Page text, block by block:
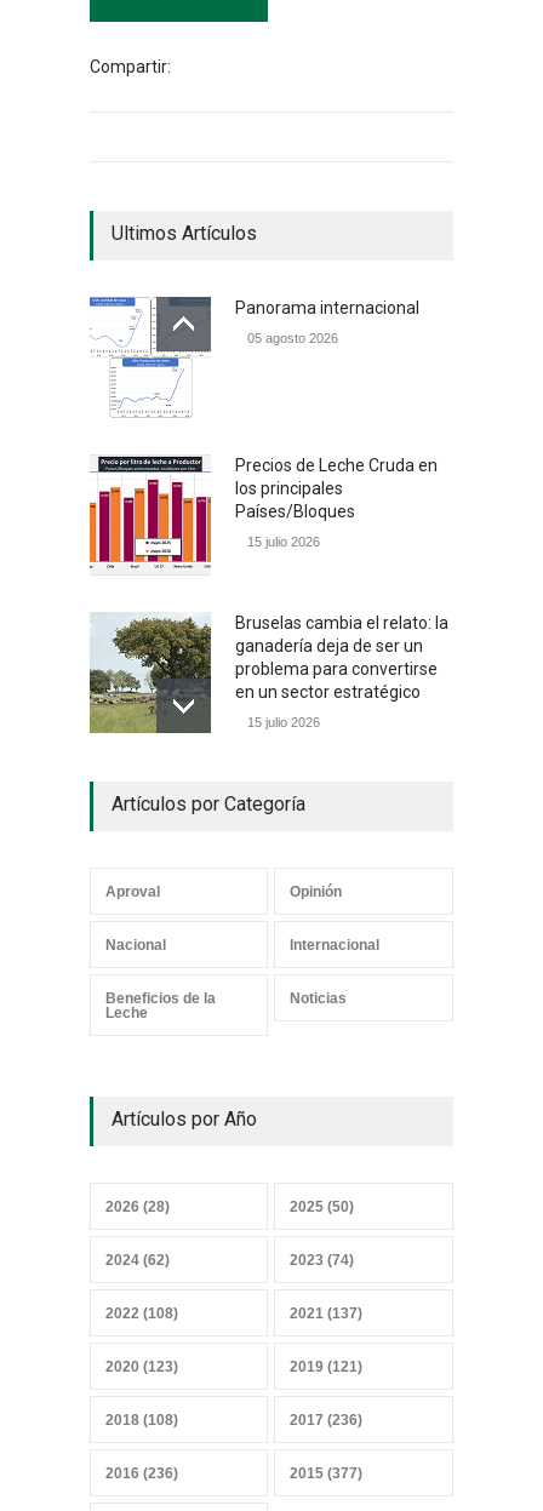
Compartir:
Ultimos Artículos
Panorama internacional
05 agosto 2026
Precios de Leche Cruda en
los principales
Países/Bloques
15 julio 2026
Bruselas cambia el relato: la
ganadería deja de ser un
problema para convertirse
en un sector estratégico
15 julio 2026
05 julio 2026
Los mensajes correctos
cuándo?
Convicciones gremiales
Sobrevivir a la IA, sensores y
Artículos por Categoría
Aproval Opinión
Nacional Internacional
Beneficios de la
Leche
Noticias
Artículos por Año
2026 (28) 2025 (50)
2024 (62) 2023 (74)
2022 (108) 2021 (137)
2020 (123) 2019 (121)
2018 (108) 2017 (236)
2016 (236) 2015 (377)